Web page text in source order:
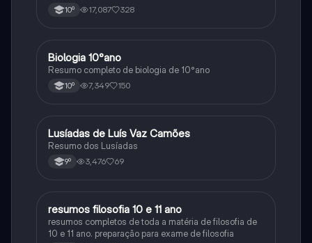
10º 17,087 328
Biologia
Biologia 10°ano
Resumo completo de biologia de 10°ano
10º 7,349 150
Português
Lusíadas de Luís Vaz Camões
Resumo dos Lusíadas
9º 3,476 69
Filosofia
resumos filosofia 10 e 11 ano
resumos completos de toda a matéria de filosofia de
10 e 11 ano. preparação para exame de filosofia